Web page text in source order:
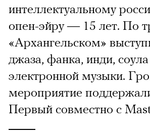
интеллектуальному
опен-эйру — 15 лет. По
«Архангельском»
джаза, фанка, инди,
электронной музыки.
мероприятие
Первый совместно с